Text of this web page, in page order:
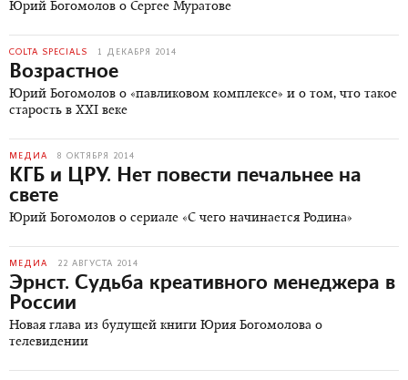
Юрий Богомолов о Сергее Муратове
COLTA SPECIALS 1 ДЕКАБРЯ 2014
Возрастное
Юрий Богомолов о «павликовом комплексе» и о том, что такое
старость в XXI веке
МЕДИА 8 ОКТЯБРЯ 2014
КГБ и ЦРУ. Нет повести печальнее на
свете
Юрий Богомолов о сериале «С чего начинается Родина»
МЕДИА 22 АВГУСТА 2014
Эрнст. Судьба креативного менеджера в
России
Новая глава из будущей книги Юрия Богомолова о
телевидении